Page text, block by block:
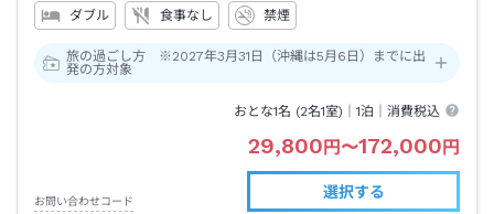
ダブル 食事なし 禁煙
旅の過ごし方 ※2027年3月31日（沖縄は5月6日）までに出
発の方対象
おとな1名 (2名1室)｜1泊 ｜消費税込
29,800 円 〜172,000 円
お問い合わせコード
選択する